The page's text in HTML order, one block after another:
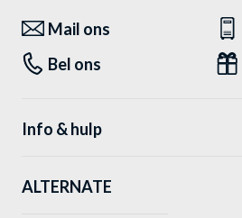
Mail ons
Bel ons
Info & hulp
ALTERNATE